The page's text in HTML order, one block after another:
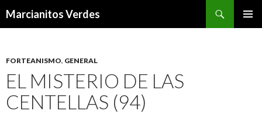
Marcianitos Verdes
FORTEANISMO, GENERAL
EL MISTERIO DE LAS
CENTELLAS (94)